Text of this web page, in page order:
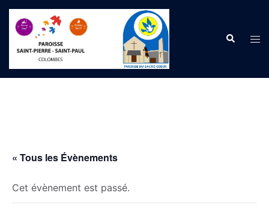
Aller
contenu
« Tous les Évènements
Cet évènement est passé.